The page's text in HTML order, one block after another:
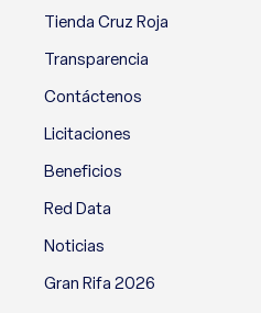
Tienda Cruz Roja
Transparencia
Contáctenos
Licitaciones
Beneficios
Red Data
Noticias
Gran Rifa 2026